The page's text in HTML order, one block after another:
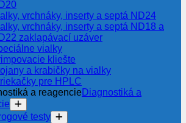
vrchnáky, inserty a septá ND24
vrchnáky, inserty a septá ND18 a
zaklapávací uzáver
vialky
kliešte
a krabičky na vialky
pre HPLC
Diagnostiká a
testy